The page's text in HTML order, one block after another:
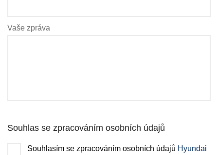
Vaše zpráva
Souhlas se zpracováním osobních údajů
Souhlasím se zpracováním osobních údajů Hyundai